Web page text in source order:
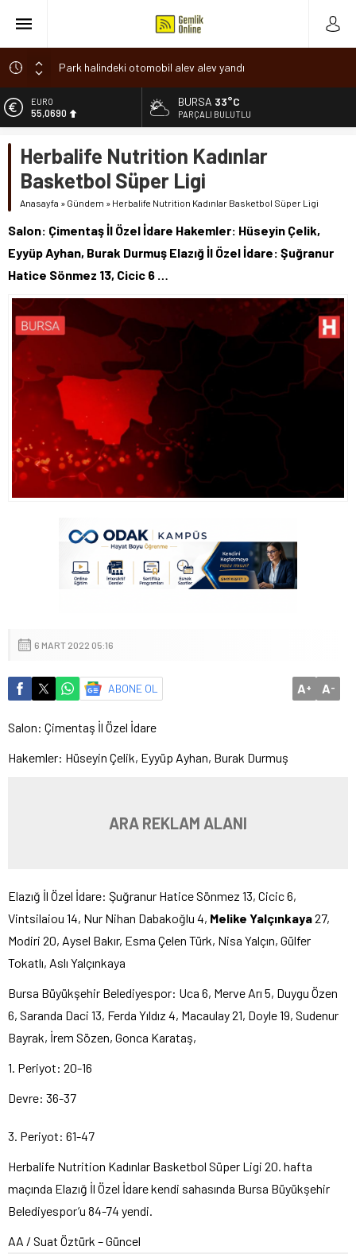
Park halindeki otomobil alev alev yandı
Osmangazi’de baharın müjdesi ‘Hıdırellez’ coşkuyla kutlandı
7 aylık hamileyken evden çıktı, sırra kadem bastı
Romanya’da Hıdırellez Coşkusu
ALTIN
6.525,39
13.788,73
DOLAR
47,5954
55,0690
BURSA 33°C
PARÇALI BULUTLU
Herbalife Nutrition Kadınlar
Basketbol Süper Ligi
Anasayfa » Gündem » Herbalife Nutrition Kadınlar Basketbol Süper Ligi
Salon: Çimentaş İl Özel İdare Hakemler: Hüseyin Çelik,
Eyyüp Ayhan, Burak Durmuş Elazığ İl Özel İdare: Şuğranur
Hatice Sönmez 13, Cicic 6 …
6 MART 2022 05:16
ABONE OL A+ A-
Salon: Çimentaş İl Özel İdare
Hakemler: Hüseyin Çelik, Eyyüp Ayhan, Burak Durmuş
ARA REKLAM ALANI
Elazığ İl Özel İdare: Şuğranur Hatice Sönmez 13, Cicic 6,
Vintsilaiou 14, Nur Nihan Dabakoğlu 4, Melike Yalçınkaya27,
Modiri 20, Aysel Bakır, Esma Çelen Türk, Nisa Yalçın, Gülfer
Tokatlı, Aslı Yalçınkaya
Bursa Büyükşehir Belediyespor: Uca 6, Merve Arı 5, Duygu Özen
6, Saranda Daci 13, Ferda Yıldız 4, Macaulay 21, Doyle 19, Sudenur
Bayrak, İrem Sözen, Gonca Karataş,
1. Periyot: 20-16
Devre: 36-37
3. Periyot: 61-47
Herbalife Nutrition Kadınlar Basketbol Süper Ligi 20. hafta
maçında Elazığ İl Özel İdare kendi sahasında Bursa Büyükşehir
Belediyespor’u 84-74 yendi.
AA / Suat Öztürk – Güncel